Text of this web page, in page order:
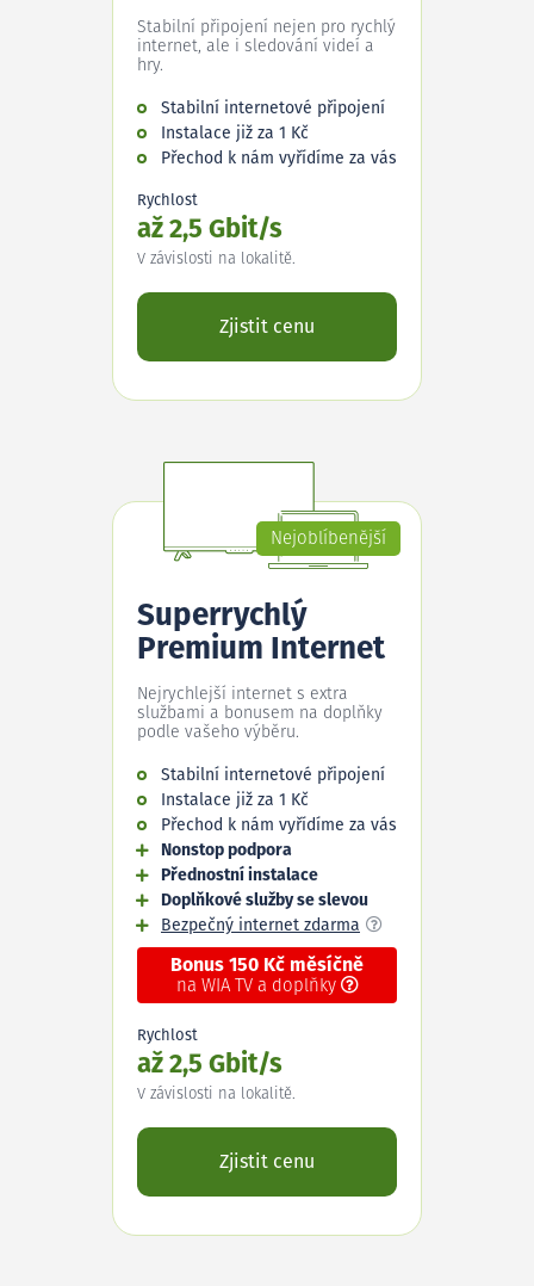
Stabilní připojení nejen pro rychlý
internet, ale i sledování videí a
hry.
Stabilní internetové připojení
Instalace již za 1 Kč
Přechod k nám vyřídíme za vás
Rychlost
až 2,5 Gbit/s
V závislosti na lokalitě.
Zjistit cenu
Nejoblíbenější
Superrychlý
Premium Internet
Nejrychlejší internet s extra
službami a bonusem na doplňky
podle vašeho výběru.
Stabilní internetové připojení
Instalace již za 1 Kč
Přechod k nám vyřídíme za vás
Nonstop podpora
Přednostní instalace
Doplňkové služby se slevou
Bezpečný internet zdarma
Bonus 150 Kč měsíčně
na WIA TV a doplňky
Rychlost
až 2,5 Gbit/s
V závislosti na lokalitě.
Zjistit cenu